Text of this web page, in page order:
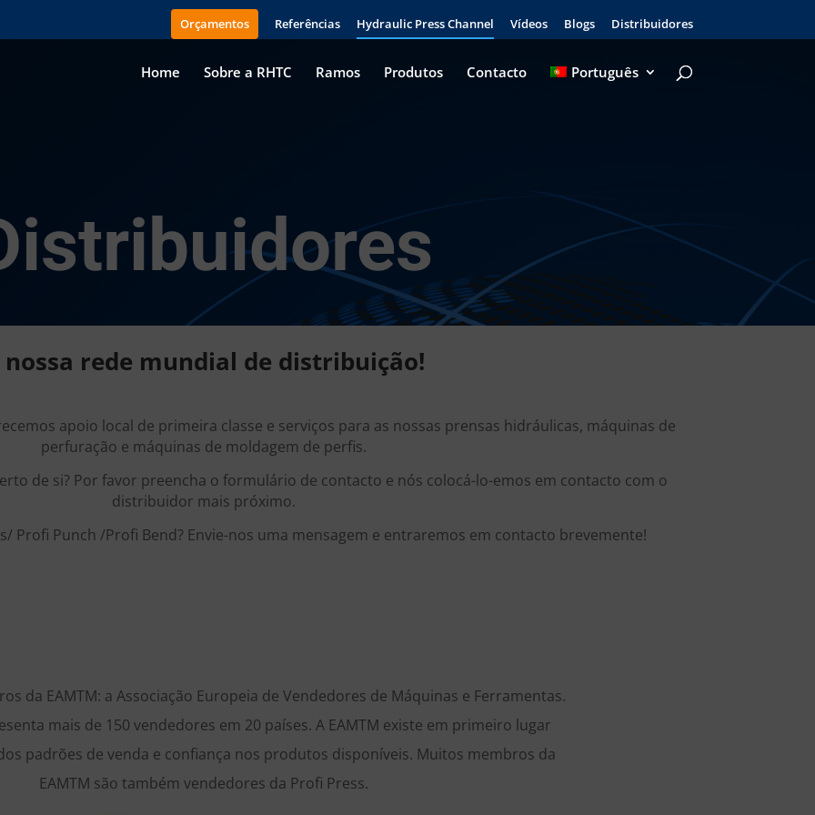
Orçamentos Referências Hydraulic Press Channel Vídeos Blogs Distribuidores
Home Sobre a RHTC Ramos Produtos Contacto Português
nossa rede mundial de distribuição!
apoio local de primeira classe e serviços para as nossas prensas hidráulicas, máquinas de
perfuração e máquinas de moldagem de perfis.
de si? Por favor preencha o formulário de contacto e nós colocá-lo-emos em contacto com o
distribuidor mais próximo.
Profi Punch /Profi Bend? Envie-nos uma mensagem e entraremos em contacto brevemente!
da EAMTM: a Associação Europeia de Vendedores de Máquinas e Ferramentas.
mais de 150 vendedores em 20 países. A EAMTM existe em primeiro lugar
padrões de venda e confiança nos produtos disponíveis. Muitos membros da
EAMTM são também vendedores da Profi Press.